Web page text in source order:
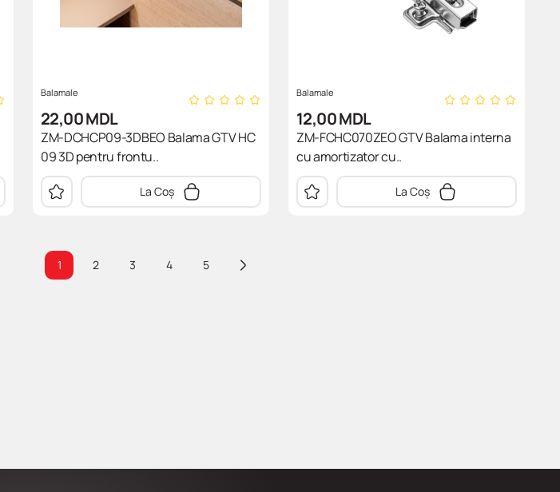
Balamale
22,00MDL
ZM-DCHCP09-3DBEO Balama GTV HC
09 3D pentru frontu..
La Coș
Balamale
12,00MDL
ZM-FCHC070ZEO GTV Balama interna
cu amortizator cu..
La Coș
1 2 3 4 5